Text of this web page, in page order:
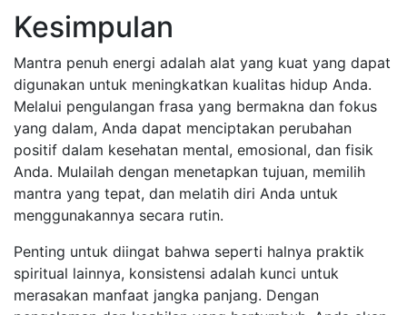
Kesimpulan
Mantra penuh energi adalah alat yang kuat yang dapat
digunakan untuk meningkatkan kualitas hidup Anda.
Melalui pengulangan frasa yang bermakna dan fokus
yang dalam, Anda dapat menciptakan perubahan
positif dalam kesehatan mental, emosional, dan fisik
Anda. Mulailah dengan menetapkan tujuan, memilih
mantra yang tepat, dan melatih diri Anda untuk
menggunakannya secara rutin.
Penting untuk diingat bahwa seperti halnya praktik
spiritual lainnya, konsistensi adalah kunci untuk
merasakan manfaat jangka panjang. Dengan